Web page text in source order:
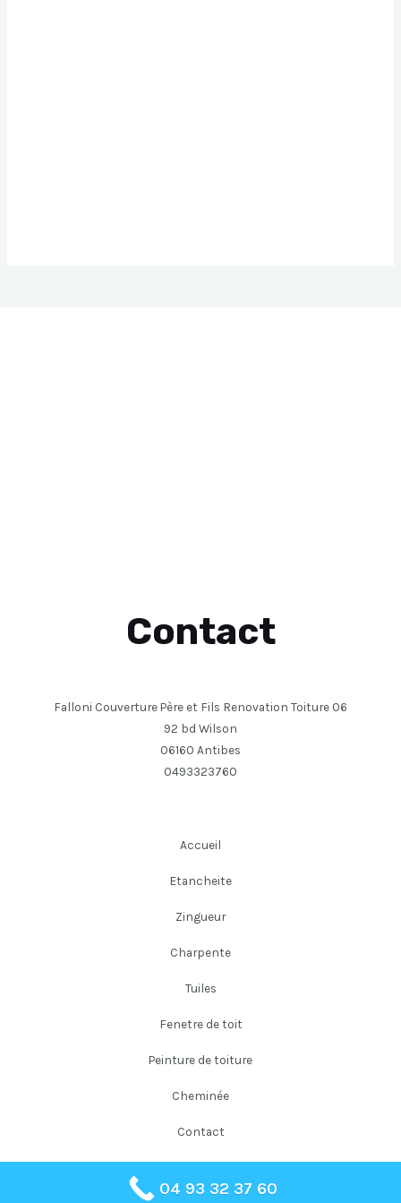
Contact
Falloni Couverture Père et Fils Renovation Toiture 06
92 bd Wilson
06160 Antibes
0493323760
Accueil
Etancheite
Zingueur
Charpente
Tuiles
Fenetre de toit
Peinture de toiture
Cheminée
Contact
Copyright © 2026 Falloni Couverture Père et Fils
04 93 32 37 60